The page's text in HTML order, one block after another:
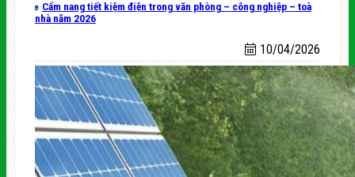
Cẩm nang tiết kiệm điện trong văn phòng – công nghiệp – toà
nhà năm 2026
10/04/2026